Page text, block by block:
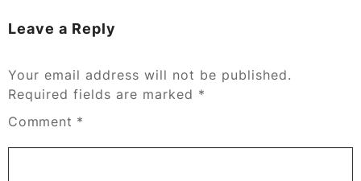
Leave a Reply
Your email address will not be published.
Required fields are marked *
Comment *